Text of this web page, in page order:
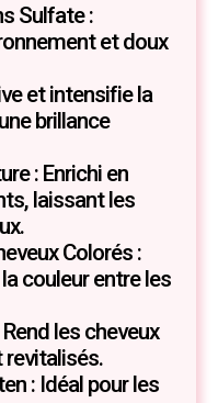
Sulfate :
et doux
et intensifie la
brillance
: Enrichi en
laissant les
Colorés :
couleur entre les
les cheveux
revitalisés.
: Idéal pour les